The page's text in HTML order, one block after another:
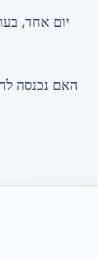
יום אחד,
האם נכנסה